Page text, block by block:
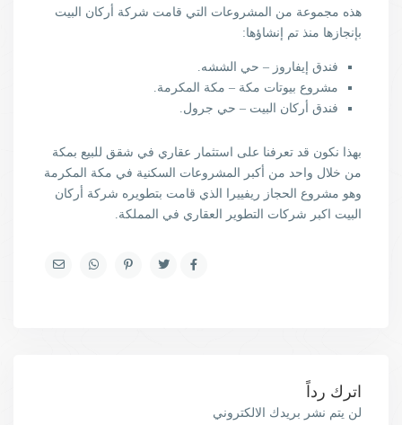
هذه مجموعة من المشروعات التي قامت شركة أركان البيت
بإنجازها منذ تم إنشاؤها:
فندق إيفاروز – حي الششه.
مشروع بيوتات مكة – مكة المكرمة.
فندق أركان البيت – حي جرول.
بهذا نكون قد تعرفنا على استثمار عقاري في شقق للبيع بمكة
من خلال واحد من أكبر المشروعات السكنية في مكة المكرمة
وهو مشروع الحجاز ريفييرا الذي قامت بتطويره شركة أركان
البيت اكبر شركات التطوير العقاري في المملكة.
اترك رداً
لن يتم نشر بريدك الالكتروني